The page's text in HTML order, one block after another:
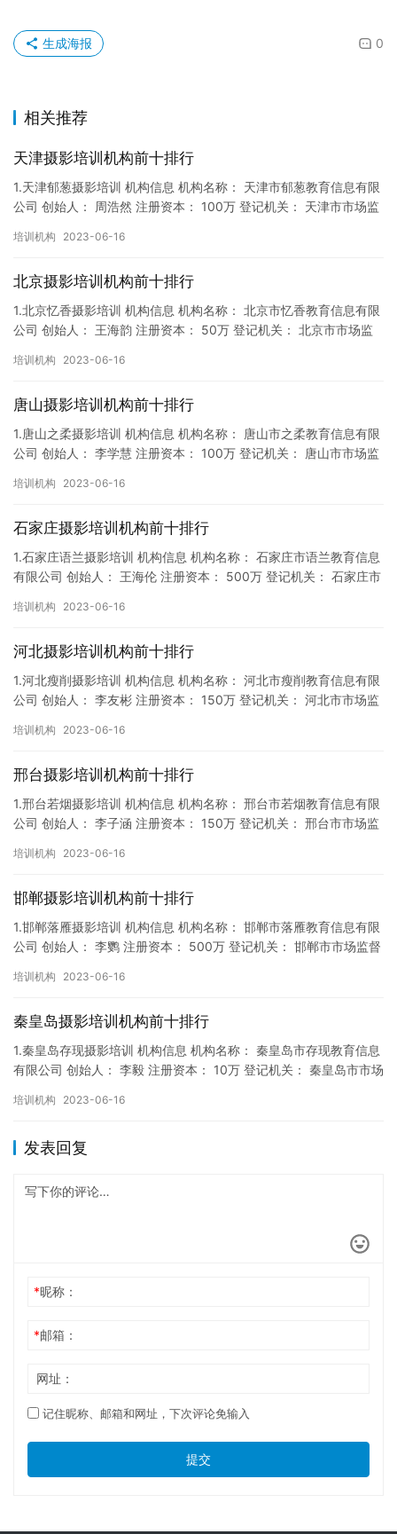
0
生成海报
相关推荐
天津摄影培训机构前十排行
1.天津郁葱摄影培训 机构信息 机构名称： 天津市郁葱教育信息有限
公司 创始人： 周浩然 注册资本： 100万 登记机关： 天津市市场监
培训机构 2023-06-16
北京摄影培训机构前十排行
1.北京忆香摄影培训 机构信息 机构名称： 北京市忆香教育信息有限
公司 创始人： 王海韵 注册资本： 50万 登记机关： 北京市市场监
培训机构 2023-06-16
唐山摄影培训机构前十排行
1.唐山之柔摄影培训 机构信息 机构名称： 唐山市之柔教育信息有限
公司 创始人： 李学慧 注册资本： 100万 登记机关： 唐山市市场监
培训机构 2023-06-16
石家庄摄影培训机构前十排行
1.石家庄语兰摄影培训 机构信息 机构名称： 石家庄市语兰教育信息
有限公司 创始人： 王海伦 注册资本： 500万 登记机关： 石家庄市
培训机构 2023-06-16
河北摄影培训机构前十排行
1.河北瘦削摄影培训 机构信息 机构名称： 河北市瘦削教育信息有限
公司 创始人： 李友彬 注册资本： 150万 登记机关： 河北市市场监
培训机构 2023-06-16
邢台摄影培训机构前十排行
1.邢台若烟摄影培训 机构信息 机构名称： 邢台市若烟教育信息有限
公司 创始人： 李子涵 注册资本： 150万 登记机关： 邢台市市场监
培训机构 2023-06-16
邯郸摄影培训机构前十排行
1.邯郸落雁摄影培训 机构信息 机构名称： 邯郸市落雁教育信息有限
公司 创始人： 李鹦 注册资本： 500万 登记机关： 邯郸市市场监督
培训机构 2023-06-16
秦皇岛摄影培训机构前十排行
1.秦皇岛存现摄影培训 机构信息 机构名称： 秦皇岛市存现教育信息
有限公司 创始人： 李毅 注册资本： 10万 登记机关： 秦皇岛市市场
培训机构 2023-06-16
发表回复
*昵称：
*邮箱：
网址：
记住昵称、邮箱和网址，下次评论免输入
提交